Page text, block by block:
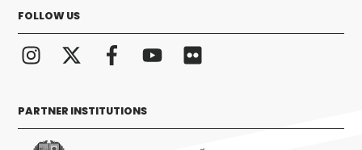
FOLLOW US
PARTNER INSTITUTIONS